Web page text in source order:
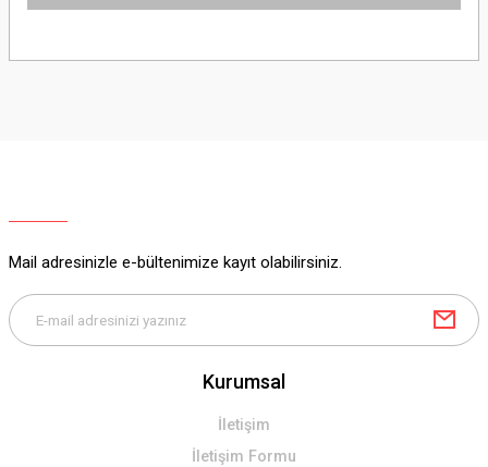
yetersiz gördüğünüz noktaları öneri formunu kullanarak tarafımıza
Bu ürüne benzer farklı alternatifler olmalı.
Gönder
Mail adresinizle e-bültenimize kayıt olabilirsiniz.
Kurumsal
İletişim
İletişim Formu